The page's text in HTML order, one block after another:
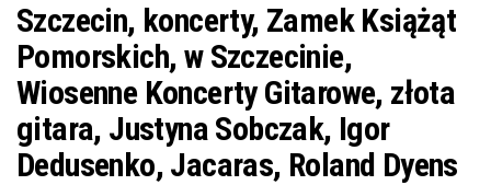
Szczecin, koncerty, Zamek Książąt
Pomorskich, w Szczecinie,
Wiosenne Koncerty Gitarowe, złota
gitara, Justyna Sobczak, Igor
Dedusenko, Jacaras, Roland Dyens